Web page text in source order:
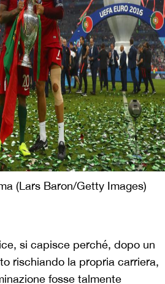
(Lars Baron/Getty Images)
si capisce perché, dopo un
rischiando la propria carriera,
fosse talmente